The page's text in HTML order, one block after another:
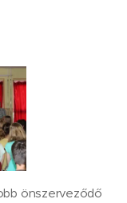
önszerveződő